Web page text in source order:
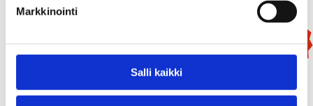
Markkinointi
Salli kaikki
Uutuus!